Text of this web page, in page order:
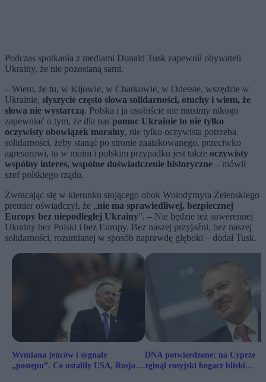
Podczas spotkania z mediami Donald Tusk zapewnił obywateli
Ukrainy, że nie pozostaną sami.
– Wiem, że tu, w Kijowie, w Charkowie, w Odessie, wszędzie w
Ukrainie, słyszycie często słowa solidarności, otuchy i wiem, że
słowa nie wystarczą. Polska i ja osobiście nie musimy nikogo
zapewniać o tym, że dla nas pomoc Ukrainie to nie tylko
oczywisty obowiązek moralny, nie tylko oczywista potrzeba
solidarności, żeby stanąć po stronie zaatakowanego, przeciwko
agresorowi, to w moim i polskim przypadku jest także oczywisty
wspólny interes, wspólne doświadczenie historyczne – mówił
szef polskiego rządu.
Zwracając się w kierunku stojącego obok Wołodymyra Zełenskiego
premier oświadczył, że „nie ma sprawiedliwej, bezpiecznej
Europy bez niepodległej Ukrainy”. – Nie będzie też suwerennej
Ukrainy bez Polski i bez Europy. Bez naszej przyjaźni, bez naszej
solidarności, rozumianej w sposób naprawdę głęboki – dodał Tusk.
Wymiana jeńców i sygnały
„postępu”. Co ustaliły USA, Rosja i
DNA potwierdzone: na Cyprze
zginął rosyjski bogacz bliski